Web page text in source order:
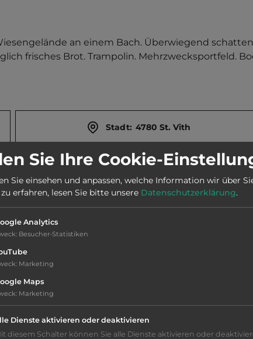
an einem Bach. Überwiegend
frisches Brot. Trampolin. Mehrzwecksportfeld.
Stadt: 4780 St. Vith
Webseite:
www.campingwiesenbach.be/cms/de
Geräuschkulisse: überwiegend ruhig
Hygiene: befriedigend
Sie Ihre Cookie-
Sie einsehen und anpassen, welche Information wir über
erfahren, lesen Sie bitte unsere Datenschutzerklärung.
Analytics
: Besucher-Statistiken
: Marketing
Maps
: Marketing
Dienste aktivieren oder deaktivieren
diesem Schalter können Sie alle Dienste aktivieren oder